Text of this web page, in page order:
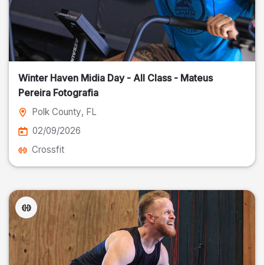
Winter Haven Midia Day - All Class - Mateus
Pereira Fotografia
Polk County, FL
02/09/2026
Crossfit